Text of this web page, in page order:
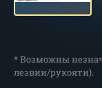
* Возможны
лезвии/рукояти).